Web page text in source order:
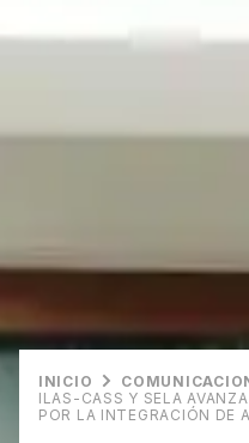
INICIO
ILAS-CASS Y SELA
POR LA INTEGRACIÓN DE